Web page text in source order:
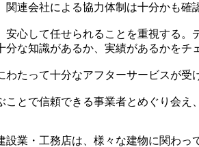
関連会社による協力体制は十分かも確
安心して任せられることを重視する
分な知識があるか、実績があるかをチ
わたって十分なアフターサービスが
ことで信頼できる事業者とめぐり会え
設業・工務店は、様々な建物に関わ